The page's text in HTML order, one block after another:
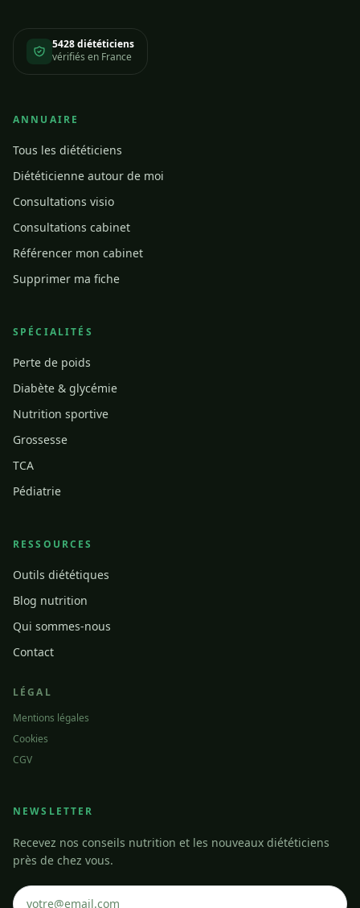
5428 diététiciens
vérifiés en France
ANNUAIRE
Tous les diététiciens
Diététicienne autour de moi
Consultations visio
Consultations cabinet
Référencer mon cabinet
Supprimer ma fiche
SPÉCIALITÉS
Perte de poids
Diabète & glycémie
Nutrition sportive
Grossesse
TCA
Pédiatrie
RESSOURCES
Outils diététiques
Blog nutrition
Qui sommes-nous
Contact
LÉGAL
Mentions légales
Cookies
CGV
NEWSLETTER
Recevez nos conseils nutrition et les nouveaux diététiciens
près de chez vous.